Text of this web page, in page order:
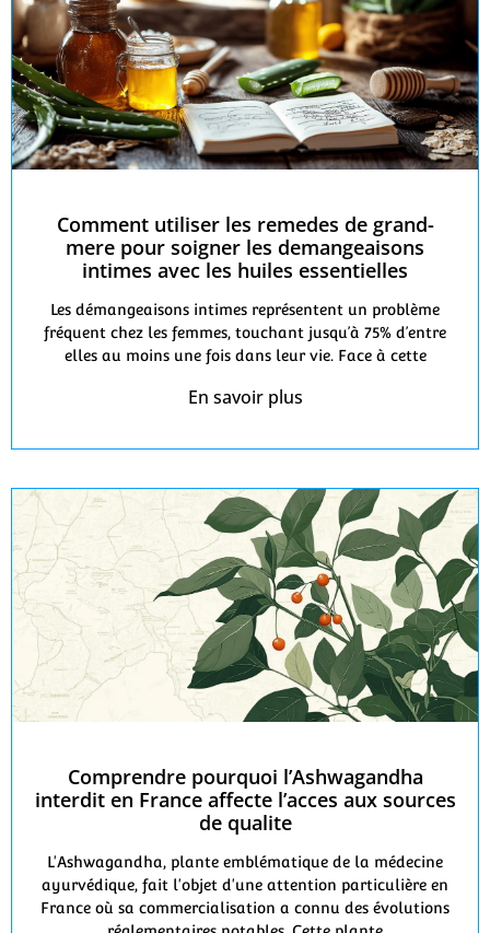
Comment utiliser les remedes de grand-
mere pour soigner les demangeaisons
intimes avec les huiles essentielles
Les démangeaisons intimes représentent un problème
fréquent chez les femmes, touchant jusqu’à 75% d’entre
elles au moins une fois dans leur vie. Face à cette
En savoir plus
Comprendre pourquoi l’Ashwagandha
interdit en France affecte l’acces aux sources
de qualite
L'Ashwagandha, plante emblématique de la médecine
ayurvédique, fait l'objet d'une attention particulière en
France où sa commercialisation a connu des évolutions